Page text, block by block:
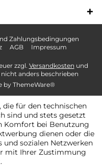
Zahlungsbedingungen
AGB Impressum
zzgl. Versandkosten und
anders beschrieben
by ThemeWare®
die für den technischen
sind und stets gesetzt
Komfort bei Benutzung
dienen oder die
sozialen Netzwerken
mit Ihrer Zustimmung